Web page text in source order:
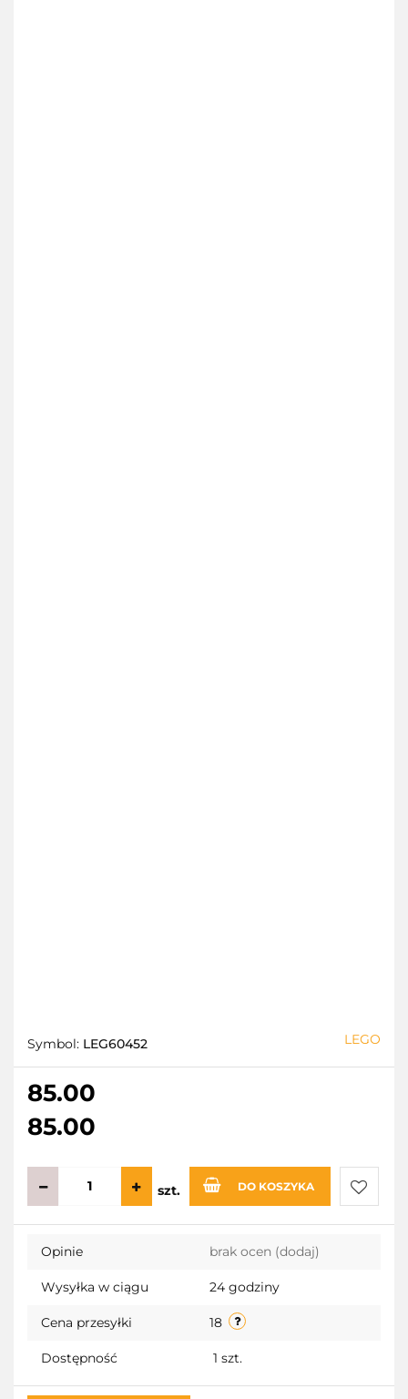
Symbol: LEG60452 LEGO
85.00
85.00
szt. DO KOSZYKA
Do
Opinie brak ocen (dodaj)
Wysyłka w ciągu 24 godziny
Cena przesyłki 18
Dostępność 1 szt.